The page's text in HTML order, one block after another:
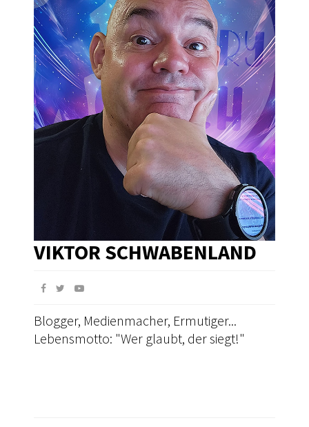
VIKTOR SCHWABENLAND
Blogger, Medienmacher, Ermutiger...
Lebensmotto: "Wer glaubt, der siegt!"